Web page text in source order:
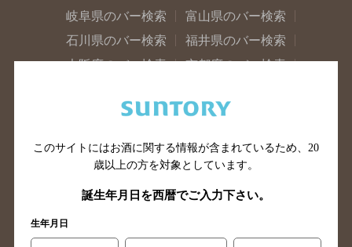
岐阜県のバー検索
富山県のバー検索
石川県のバー検索
福井県のバー検索
大阪府のバー検索
京都府のバー検索
滋賀県のバー検索
和歌山県のバー検索
山口県のバー検索
鳥取県のバー検索
島根県のバー検索
徳島県のバー検索
高知県のバー検索
福岡県のバー検索
このサイトにはお酒に関する情報が含まれているため、 20
歳以上の方を対象としています。
誕生年月日を西暦でご入力下さい。
生年月日